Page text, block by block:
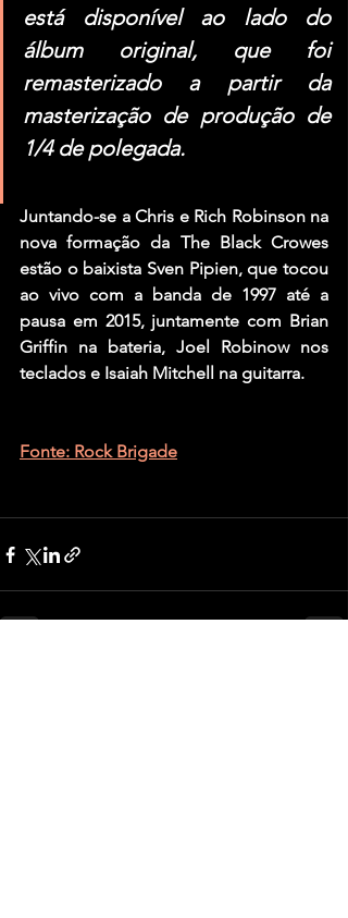
está disponível ao lado do
álbum original, que foi
remasterizado a partir da
masterização de produção de
1/4 de polegada.
Juntando-se a Chris e Rich Robinson na
nova formação da The Black Crowes
estão o baixista Sven Pipien, que tocou
ao vivo com a banda de 1997 até a
pausa em 2015, juntamente com Brian
Griffin na bateria, Joel Robinow nos
teclados e Isaiah Mitchell na guitarra.
Fonte: Rock Brigade